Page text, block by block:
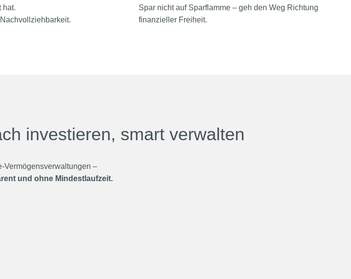
hat.
Spar nicht auf Sparflamme – geh den Weg Richtung
finanzieller Freiheit.
investieren, smart verwalten
Vermögensverwaltungen –
und ohne Mindestlaufzeit.